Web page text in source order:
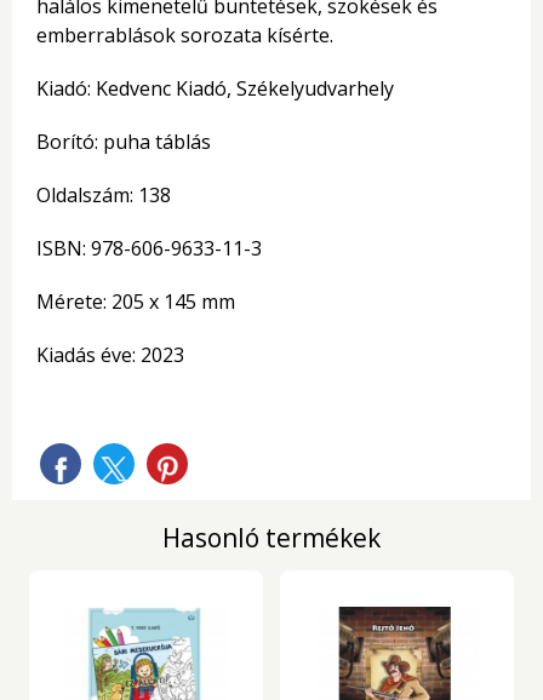
halálos kimenetelű büntetések, szökések és
emberrablások sorozata kísérte.
Kiadó: Kedvenc Kiadó, Székelyudvarhely
Borító: puha táblás
Oldalszám: 138
ISBN: 978-606-9633-11-3
Mérete: 205 x 145 mm
Kiadás éve: 2023
Hasonló termékek